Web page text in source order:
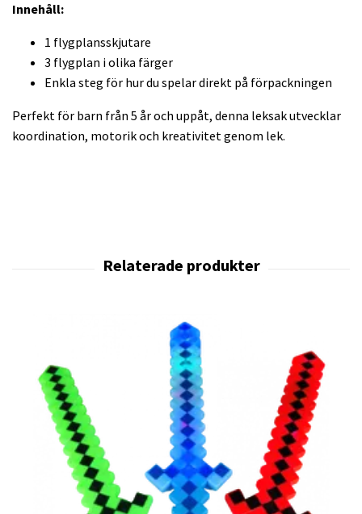
Innehåll:
1 flygplansskjutare
3 flygplan i olika färger
Enkla steg för hur du spelar direkt på förpackningen
Perfekt för barn från 5 år och uppåt, denna leksak utvecklar
koordination, motorik och kreativitet genom lek.